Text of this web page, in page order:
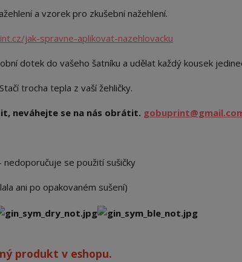
a vzorek pro zkušební nažehlení.
jak-spravne-aplikovat-nazehlovacku
dotek do vašeho šatníku a udělat každý kousek
trocha tepla z vaší žehličky.
neváhejte se na nás obrátit.
se použití sušičky
ani po opakovaném sušení)
produkt v eshopu.